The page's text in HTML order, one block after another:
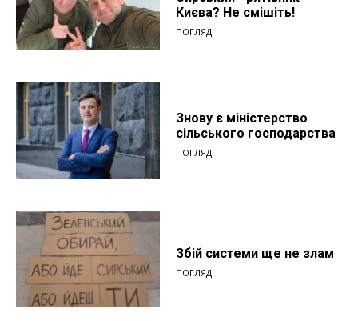
Києва? Не смішіть!
ПОГЛЯД
Знову є міністерство
сільського господарства
ПОГЛЯД
Збій системи ще не злам
ПОГЛЯД